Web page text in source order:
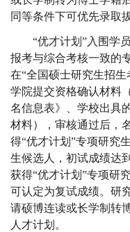
同等条件下可优先录取
“优才计划”入围学
报考与综合考核一致的
在“全国硕士研究生招
学院提交资格确认材料
名信息表》、学校出具
材料），审核通过后，
得“优才计划”专项研究
生候选人，初试成绩达
获得“优才计划”专项研
可认定为复试成绩。研
请硕博连读或长学制转
人才计划。